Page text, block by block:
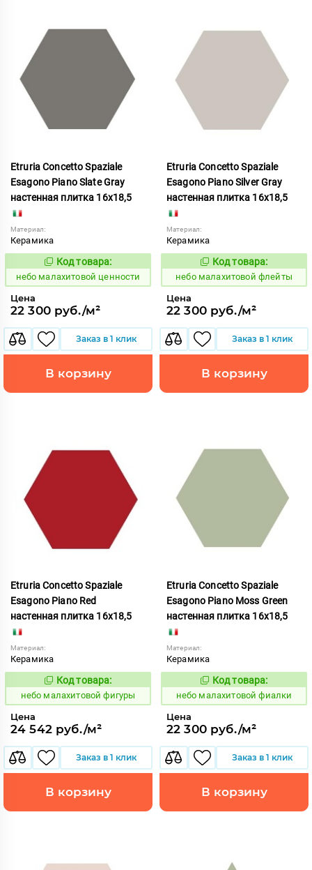
Etruria Concetto Spaziale
Esagono Piano Slate Gray
настенная плитка 16x18,5
Материал:
Керамика
1115992
Код товара:
небо малахитовой ценности
Цена
22 300 руб./м²
Заказ в 1 клик
В корзину
Etruria Concetto Spaziale
Esagono Piano Silver Gray
настенная плитка 16x18,5
Материал:
Керамика
1115991
Код товара:
небо малахитовой флейты
Цена
22 300 руб./м²
Заказ в 1 клик
В корзину
Etruria Concetto Spaziale
Esagono Piano Red
настенная плитка 16x18,5
Материал:
Керамика
1115990
Код товара:
небо малахитовой фигуры
Цена
24 542 руб./м²
Заказ в 1 клик
В корзину
Etruria Concetto Spaziale
Esagono Piano Moss Green
настенная плитка 16x18,5
Материал:
Керамика
1115989
Код товара:
небо малахитовой фиалки
Цена
22 300 руб./м²
Заказ в 1 клик
В корзину